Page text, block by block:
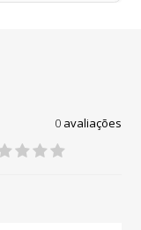
0avaliações